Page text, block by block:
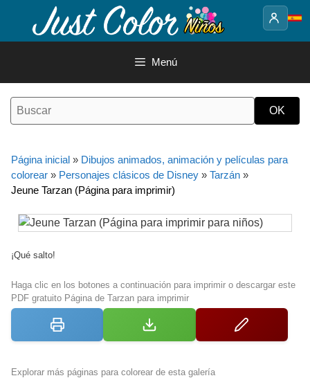
contenido
Menú
Página inicial » Dibujos animados, animación y películas para
colorear » Personajes clásicos de Disney » Tarzán »
Jeune Tarzan (Página para imprimir)
¡Qué salto!
Haga clic en los botones a continuación para imprimir o descargar este
PDF gratuito Página de Tarzan para imprimir
Explorar más páginas para colorear de esta galería